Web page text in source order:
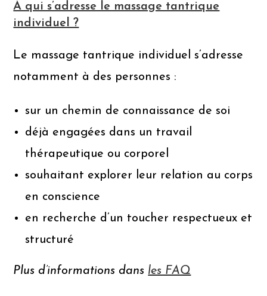
À qui s’adresse le massage tantrique
individuel ?
Le massage tantrique individuel s’adresse
notamment à des personnes :
sur un chemin de connaissance de soi
déjà engagées dans un travail
thérapeutique ou corporel
souhaitant explorer leur relation au corps
en conscience
en recherche d’un toucher respectueux et
structuré
Plus d’informations dans les FAQ